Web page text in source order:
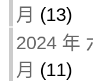
月 (13)
2024 年
月 (11)